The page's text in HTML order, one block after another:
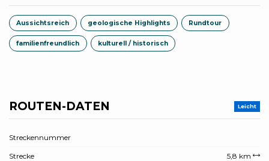
Aussichtsreich geologische Highlights Rundtour
familienfreundlich kulturell / historisch
ROUTEN-DATEN Leicht
Streckennummer
Strecke 5,8 km